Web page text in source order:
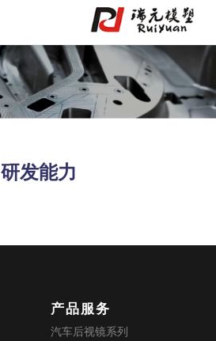
研发能力
产品服务
汽车后视镜系列